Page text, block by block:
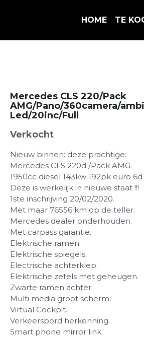
HOME TE
Mercedes CLS 220/Pack
AMG/Pano/360camera/ambi
Led/20inc/Full
Verkocht
Nieuw binnen: deze prachtige:
Mercedes CLS 220d /Pack AMG.
1950cc diesel 143kw 192pk euro
Deze is werkelijk in nieuwe staat !!!
1ste inschrijving 20/02/2020.
Met maar 76556 km op de teller.
Mercedes dealer onderhouden.
Met carpass garantie.
Elektrische ramen.
Elektrische spiegels.
Electrische achterklep.
Elektrische zetels met geheugen.
Zwarte ramen achter.
Multi media groot scherm.
Virtual Cockpit.
Verkeersbord herkenning.
Smart phone mirror link.